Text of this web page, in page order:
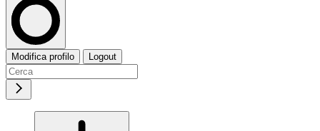
Modifica profilo Logout